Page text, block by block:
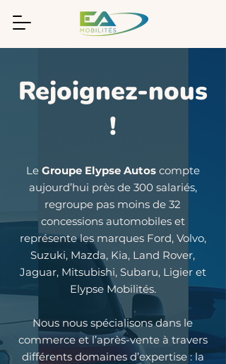
Rejoignez-nous
!
Le Groupe Elypse Autos compte
aujourd’hui près de 300 salariés,
regroupe pas moins de 32
concessions automobiles et
représente les marques Ford, Volvo,
Suzuki, Mazda, Kia, Land Rover,
Jaguar, Mitsubishi, Subaru, Ligier et
Elypse Mobilités.
Nous nous spécialisons dans le
commerce et l’après-vente à travers
différents domaines d’expertise : la